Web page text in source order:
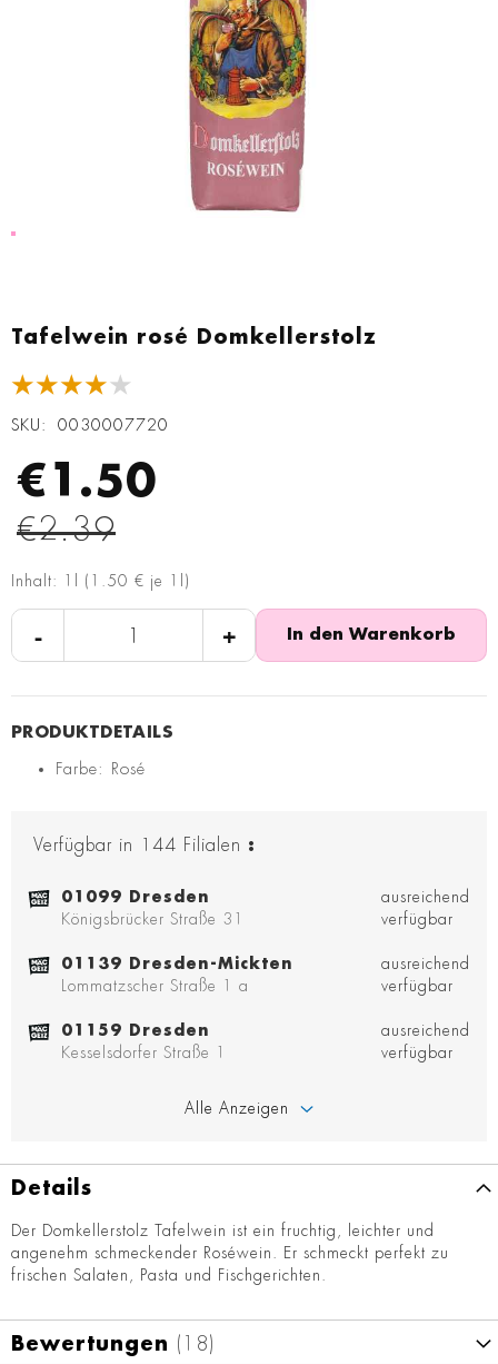
Tafelwein rosé Domkellerstolz
★★★★★
SKU 0030007720
€1.50
€2.39
Inhalt: 1l (1.50 € je 1l)
- + In den Warenkorb
Farbe: Rosé
Verfügbar in 144 Filialen :
01099 Dresden
Königsbrücker Straße 31
ausreichend
verfügbar
01139 Dresden-Mickten
Lommatzscher Straße 1 a
ausreichend
verfügbar
01159 Dresden
Kesselsdorfer Straße 1
ausreichend
verfügbar
Alle Anzeigen
Anfang
Bildgalerie
Details
Der Domkellerstolz Tafelwein ist ein fruchtig, leichter und
angenehm schmeckender Roséwein. Er schmeckt perfekt zu
frischen Salaten, Pasta und Fischgerichten.
Bewertungen 18